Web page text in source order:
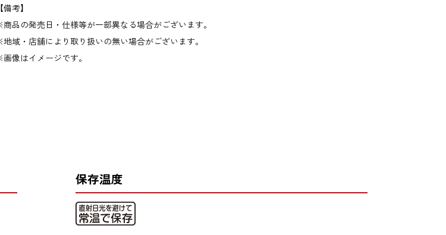
【備考】
商品の発売日・仕様等が一部異なる場合がございます。
地域・店舗により取り扱いの無い場合がございます。
画像はイメージです。
保存温度